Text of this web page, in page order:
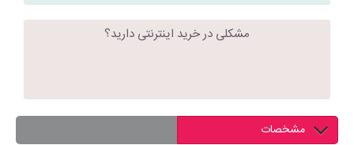
مشکلی در خرید اینترنتی دارید؟
مشخصات